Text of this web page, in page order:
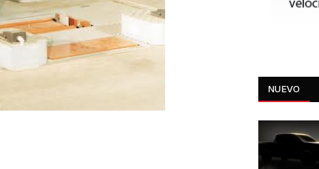
NUEVO